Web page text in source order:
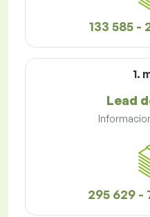
133 585 -
1.
Lead
295 629 -